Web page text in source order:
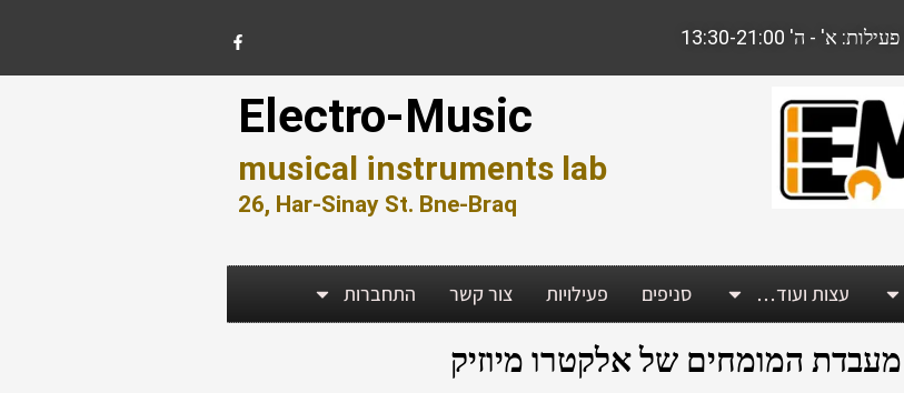
א' - ה' 13:30-21:00 a
c
b
Electro-Music
musical instruments lab
26, Har-Sinay St. Bne-Braq
עצות ועוד… סניפים פעילויות צור קשר התחברות
מעבדת המומחים של אלקטרו מיוזיק